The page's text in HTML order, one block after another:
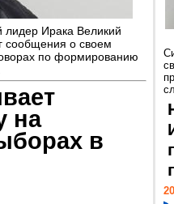
лидер Ирака Великий
сообщения о своем
по формированию
на
в